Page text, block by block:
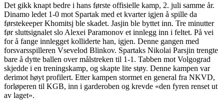
Det gikk knapt bedre i hans første offisielle kamp, 2. juli samme år.
Dinamo ledet 1-0 mot Spartak med et kvarter igjen å spille da
førstekeeper Khomitsj ble skadet. Jasjin ble byttet inn. Tre minutter
før sluttsignalet slo Alexei Paramonov et innlegg inn i feltet. På vei
for å fange innlegget kolliderte han, igjen. Denne gangen med
forsvarsspilleren Vsevelod Blinkov. Spartaks Nikolai Parsjin trengte
bare å dytte ballen over målstreken til 1-1. Tabben mot Volgograd
skjedde i en treningskamp, og skapte lite støy. Denne kampen var
derimot høyt profilert. Etter kampen stormet en general fra NKVD,
forløperen til KGB, inn i garderoben og krevde «den fyren renset ut
av laget».